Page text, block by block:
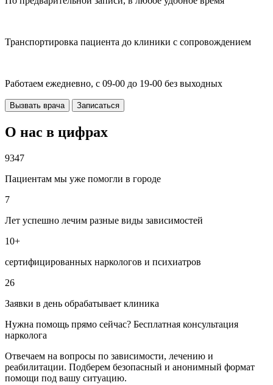
Транспортировка пациента до клиники с сопровождением
Работаем ежедневно, с 09-00 до 19-00 без выходных
Вызвать врача Записаться
О нас в цифрах
9347
Пациентам мы уже помогли в городе
7
Лет успешно лечим разные виды зависимостей
10+
сертифицированных наркологов и психиатров
26
Заявки в день обрабатывает клиника
Нужна помощь прямо сейчас? Бесплатная консультация
нарколога
Отвечаем на вопросы по зависимости, лечению и
реабилитации. Подберем безопасный и анонимный формат
помощи под вашу ситуацию.